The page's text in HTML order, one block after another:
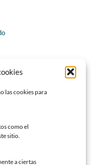
las cookies para
como el
sitio.
a ciertas